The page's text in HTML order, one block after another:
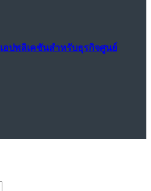
แอปพลิเคชันสำหรับธุรกิจศูนย์